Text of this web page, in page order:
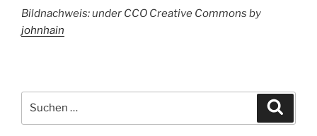
Bildnachweis: under CCO Creative Commons by
johnhain
nach: